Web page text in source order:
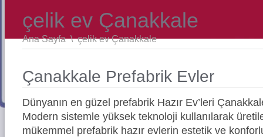
çelik ev Çanakkale
Ana Sayfa \çelik ev Çanakkale
Çanakkale Prefabrik Evler
Dünyanın en güzel prefabrik Hazır Ev’leri
Modern sistemle yüksek teknoloji kullanılarak
mükemmel prefabrik hazır evlerin estetik ve